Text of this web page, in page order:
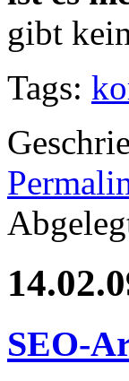
gibt
Tags:
SEO-